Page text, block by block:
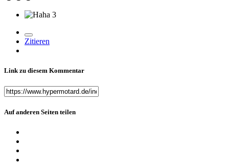
3
Zitieren
Link zu diesem Kommentar
Auf anderen Seiten teilen